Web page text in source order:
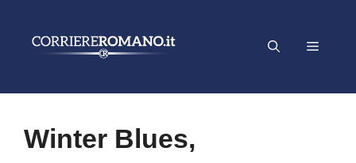
Menu
Winter Blues,